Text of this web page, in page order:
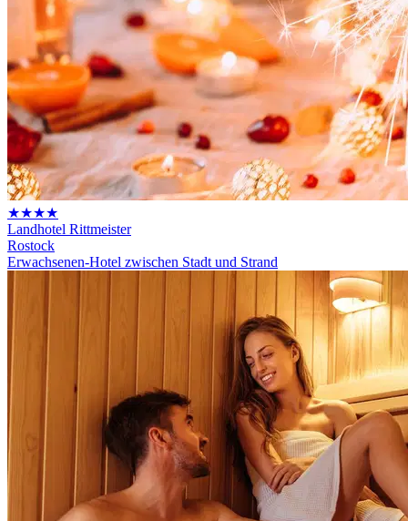
★★★★
Landhotel Rittmeister
Rostock
Erwachsenen-Hotel zwischen Stadt und Strand